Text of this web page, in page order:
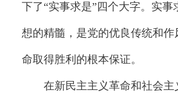
下了“实事求是”四个大字。实事
想的精髓，是党的优良传统和作
命取得胜利的根本保证。
在新民主主义革命和社会主